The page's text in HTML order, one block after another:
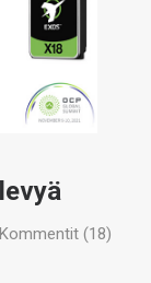
Kommentit (18)